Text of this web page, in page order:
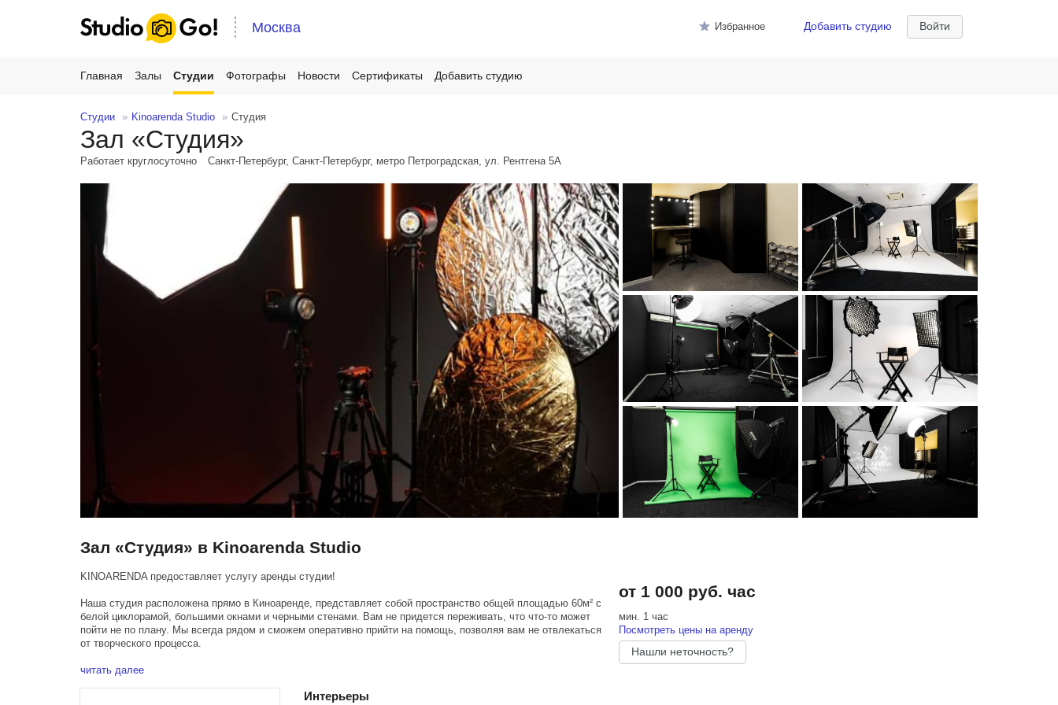
Войти
Добавить студию
Избранное
Москва
Главная Залы Студии Фотографы Новости Сертификаты Добавить студию
Студии Kinoarenda Studio Студия
Зал «Студия»
Работает круглосуточно Санкт-Петербург, Санкт-Петербург, метро Петроградская, ул. Рентгена 5А
Зал «Студия» в Kinoarenda Studio
KINOARENDA предоставляет услугу аренды студии!
Наша студия расположена прямо в Киноаренде, представляет собой пространство общей площадью 60м² с
белой циклорамой, большими окнами и черными стенами. Вам не придется переживать, что что-то может
пойти не по плану. Мы всегда рядом и сможем оперативно прийти на помощь, позволяя вам не отвлекаться
от творческого процесса.
Специально для видеографов и фотографов сделали два тарифа:
1000 р/час - белая циклорама + цветные фоны на выбор из наличия.
читать далее
Интерьеры
от 1 000 руб. час
мин. 1 час
Посмотреть цены на аренду
Нашли неточность?